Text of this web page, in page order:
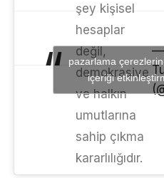
şey kişisel
hesaplar
değil,
demokrasiye
ve halkın
umutlarına
sahip çıkma
kararlılığıdır.
—
pazarlama
içeriği